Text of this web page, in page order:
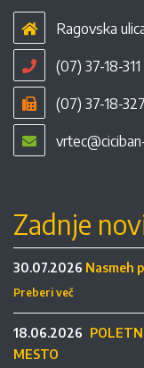
Ragovska
(07) 37-18-311
(07) 37-18-327
Zadnje
30.07.2026 Nasmeh
Preberi več
18.06.2026
MESTO